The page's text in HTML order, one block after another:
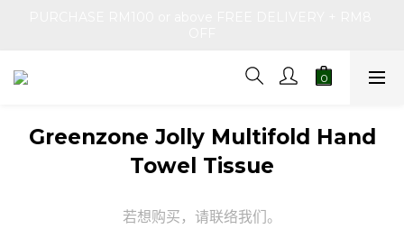
Greenzone Jolly Multifold Hand
Towel Tissue
若想购买，请联络我们。